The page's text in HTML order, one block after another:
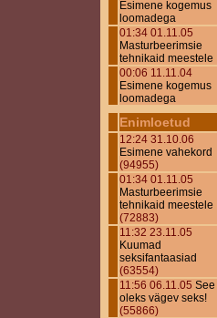
Esimene kogemus
loomadega
01:34 01.11.05
Masturbeerimsie
tehnikaid meestele
00:06 11.11.04
Esimene kogemus
loomadega
Enimloetud
12:24 31.10.06
Esimene vahekord
(94955)
01:34 01.11.05
Masturbeerimsie
tehnikaid meestele
(72883)
11:32 23.11.05
Kuumad
seksifantaasiad
(63554)
11:56 06.11.05 See
oleks vägev seks!
(55866)